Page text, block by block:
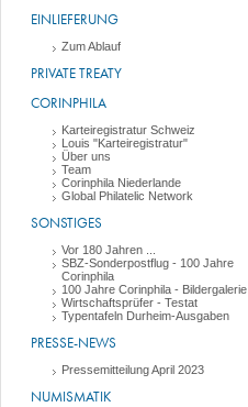
EINLIEFERUNG
Zum Ablauf
PRIVATE TREATY
CORINPHILA
Karteiregistratur Schweiz
Louis "Karteiregistratur"
Über uns
Team
Corinphila Niederlande
Global Philatelic Network
SONSTIGES
Vor 180 Jahren ...
SBZ-Sonderpostflug - 100 Jahre
Corinphila
100 Jahre Corinphila - Bildergalerie
Wirtschaftsprüfer - Testat
Typentafeln Durheim-Ausgaben
PRESSE-NEWS
Pressemitteilung April 2023
NUMISMATIK